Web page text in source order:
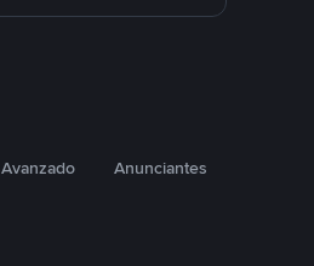
Avanzado Anunciantes